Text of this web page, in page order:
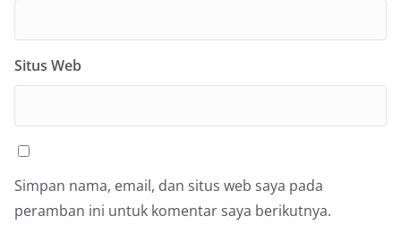
Situs Web
Simpan nama, email, dan situs web saya pada
peramban ini untuk komentar saya berikutnya.